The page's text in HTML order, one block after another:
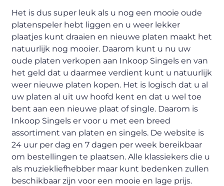
Het is dus super leuk als u nog een mooie oude
platenspeler hebt liggen en u weer lekker
plaatjes kunt draaien en nieuwe platen maakt het
natuurlijk nog mooier. Daarom kunt u nu uw
oude platen verkopen aan Inkoop Singels en van
het geld dat u daarmee verdient kunt u natuurlijk
weer nieuwe platen kopen. Het is logisch dat u al
uw platen al uit uw hoofd kent en dat u wel toe
bent aan een nieuwe plaat of single. Daarom is
Inkoop Singels er voor u met een breed
assortiment van platen en singels. De website is
24 uur per dag en 7 dagen per week bereikbaar
om bestellingen te plaatsen. Alle klassiekers die u
als muziekliefhebber maar kunt bedenken zullen
beschikbaar zijn voor een mooie en lage prijs.